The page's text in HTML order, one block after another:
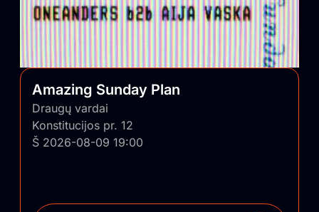
Amazing Sunday Plan
Draugų vardai
Konstitucijos pr. 12
Š 2026-08-09 19:00